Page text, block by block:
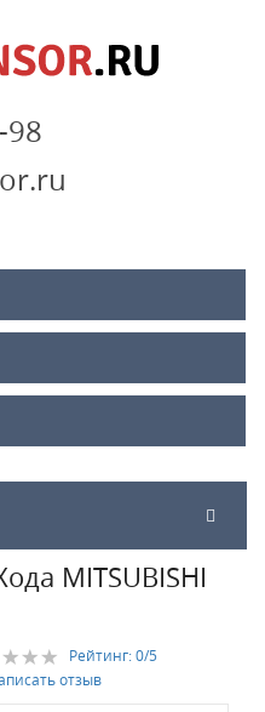
98
MITSUBISHI
Рейтинг:0/5
отзыв